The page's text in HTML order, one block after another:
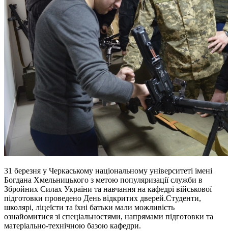
31 березня у Черкаському національному університеті імені
Богдана Хмельницького з метою популяризації служби в
Збройних Силах України та навчання на кафедрі військової
підготовки проведено День відкритих дверей.Студенти,
школярі, ліцеїсти та їхні батьки мали можливість
ознайомитися зі спеціальностями, напрямами підготовки та
матеріально-технічною базою кафедри.